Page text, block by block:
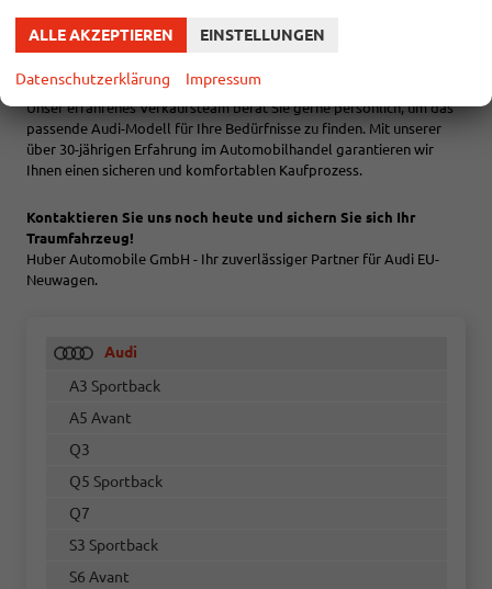
ANGEBOTE
Unser erfahrenes Verkaufsteam berät Sie gerne persönlich, um das
passende Audi-Modell für Ihre Bedürfnisse zu finden. Mit unserer
über 30-jährigen Erfahrung im Automobilhandel garantieren wir
Ihnen einen sicheren und komfortablen Kaufprozess.
Kontaktieren Sie uns noch heute und sichern Sie sich Ihr
Traumfahrzeug!
Huber Automobile GmbH - Ihr zuverlässiger Partner für Audi EU-
Neuwagen.
Audi
A3 Sportback
A5 Avant
Q3
Q5 Sportback
Q7
S3 Sportback
S6 Avant
ALLE AKZEPTIEREN EINSTELLUNGEN
Datenschutzerklärung Impressum